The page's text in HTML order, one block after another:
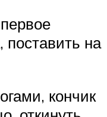
поставить на
кончик